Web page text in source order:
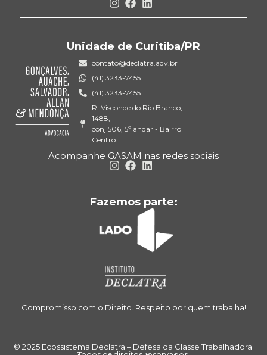
Unidade de Curitiba/PR
contato@declatra.adv.br
(41) 3233-7455
(41) 3233-7455
R. Visconde do Rio Branco,
1488,
conj 506, 5º andar - Bairro
Centro
Acompanhe GASAM nas redes sociais
Fazemos parte:
Compromisso com o Direito. Respeito por quem trabalha!
© 2025 Ecossistema Declatra – Defesa da Classe Trabalhadora.